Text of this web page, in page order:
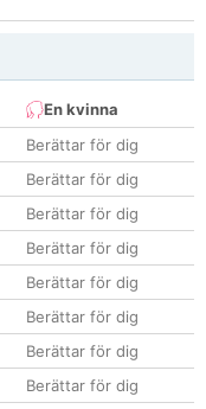
En kvinna
Berättar för dig
Berättar för dig
Berättar för dig
Berättar för dig
Berättar för dig
Berättar för dig
Berättar för dig
Berättar för dig